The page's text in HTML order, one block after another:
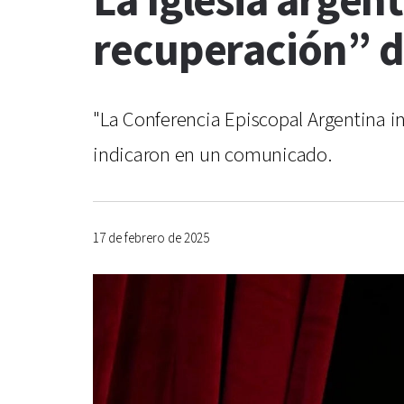
recuperación”
"La Conferencia Episcopal Argentina
indicaron en un comunicado.
17 de febrero de 2025